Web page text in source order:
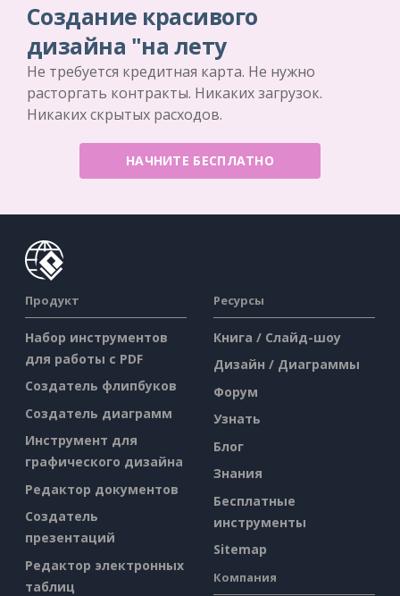
Создание красивого
дизайна "на лету
Не требуется кредитная карта. Не нужно
расторгать контракты. Никаких загрузок.
Никаких скрытых расходов.
НАЧНИТЕ БЕСПЛАТНО
Продукт
Набор инструментов
для работы с PDF
Создатель флипбуков
Создатель диаграмм
Инструмент для
графического дизайна
Редактор документов
Создатель
презентаций
Редактор электронных
таблиц
Ресурсы
Книга / Слайд-шоу
Дизайн / Диаграммы
Форум
Узнать
Блог
Знания
Бесплатные
инструменты
Sitemap
Компания